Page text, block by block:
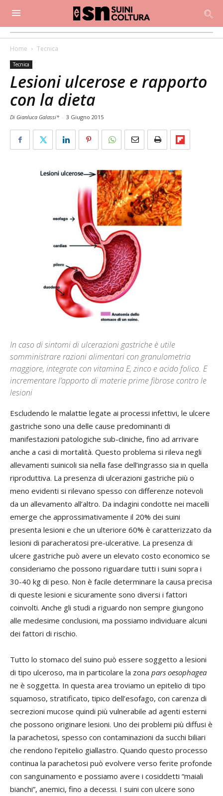
Home Tecnica
Tecnica
Lesioni ulcerose e rapporto
con la dieta
Di Gianluca Galassi* - 3 Giugno 2015
In caso di sintomi di ulcerazioni gastriche è utile
somministrare razioni alimentari con granulometria
maggiore, integrate con vitamina E, zinco e acido folico. E
incrementare l’apporto di materie prime fibrose contro le
lesioni
Escludendo le malattie legate ai processi infettivi, le ulcere
gastriche sono una delle cause predominanti di
manifestazioni patologiche sub-cliniche, fino ad arrivare
anche a casi di mortalità. Questo problema si rileva negli
allevamenti suinicoli sia nella fase dell’ingrasso sia in quella
riproduttiva. La presenza di ulcerazioni gastriche più o
meno evidenti si rilevano spesso con differenze notevoli
da un allevamento all’altro. Da indagini condotte nei macelli
emerge che approssimativamente il 20% dei suini
presenta lesioni e che un ulteriore 60% è caratterizzato da
lesioni di paracheratosi pre-ulcerative. La presenza di
ulcere gastriche può avere un elevato costo economico se
consideriamo che possono riguardare tutti i suini sopra i
30-40 kg di peso. Non è facile determinare la causa precisa
di queste lesioni e sicuramente sono diversi i fattori
coinvolti. Anche gli studi a riguardo non sempre giungono
alle medesime conclusioni, ma possiamo individuare alcuni
dei fattori di rischio.
Tutto lo stomaco del suino può essere soggetto a lesioni
di tipo ulceroso, ma in particolare la zona pars oesophagea
ne è soggetta. In questa area troviamo un epitelio di tipo
squamoso, stratificato, tipico dell’esofago, con carenza di
secrezioni mucose quindi più vulnerabile ad agenti esterni
che possono originare lesioni. Uno dei problemi più diffusi è
la parachetosi, spesso con contaminazioni da succhi biliari
che rendono l’epitelio giallastro. Quando questo processo
continua la parachetosi può evolvere verso ferite profonde
con sanguinamento e possiamo avere i cosiddetti “maiali
bianchi”, anemici, fino a decessi. I suini con ulcere sono